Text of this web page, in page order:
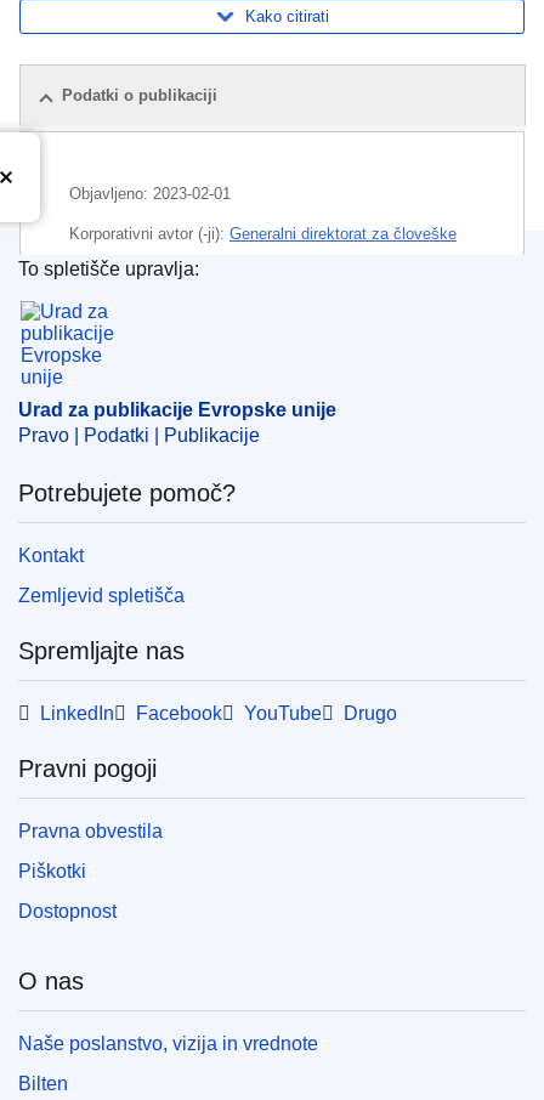
Kako citirati
Podatki o publikaciji
Objavljeno: 2023-02-01
Korporativni avtor (-ji): Generalni direktorat za človeške
vire in varnost(Evropska komisija
Področje
pomorsko pravo
ribištvo
CELEX : C2023/039/09
OJ : JOC_2023_039_R_0009
IMMC : PUB(2023)102/2503729
Urad za publikacije Evropske unije
To spletišče upravlja:
Urad za publikacije Evropske unije
Pravo | Podatki | Publikacije
Potrebujete pomoč?
Kontakt
Zemljevid spletišča
Spremljajte nas
LinkedIn Facebook YouTube Drugo
Pravni pogoji
Pravna obvestila
Piškotki
Dostopnost
O nas
Naše poslanstvo, vizija in vrednote
Bilten